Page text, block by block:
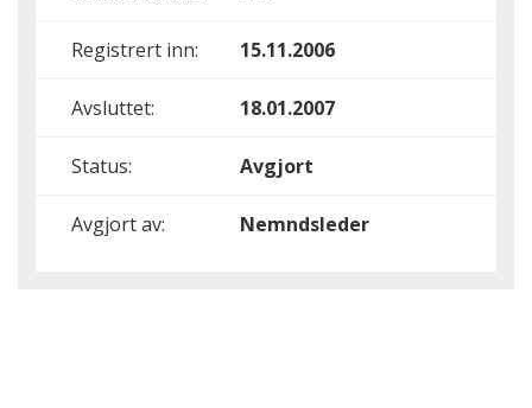
Registrert inn: 15.11.2006
Avsluttet: 18.01.2007
Status: Avgjort
Avgjort av: Nemndsleder